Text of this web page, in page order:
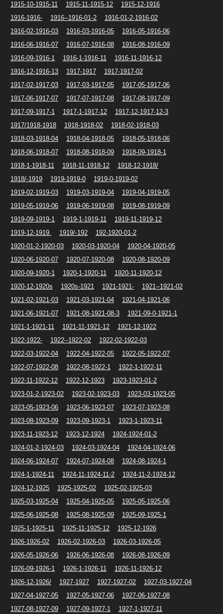
1915-10-1915-11
1915-11-1915-12
1915-12-1916
1916-1916-
1916--1916-01-2
1916-01-2-1916-02
1916-02-1916-03
1916-03-1916-05
1916-05-1916-06
1916-06-1916-07
1916-07-1916-08
1916-08-1916-09
1916-09-1916-1
1916-1-1916-11
1916-11-1916-12
1916-12-1916-13
1917-1917
1917-1917-02
1917-02-1917-03
1917-03-1917-05
1917-05-1917-06
1917-06-1917-07
1917-07-1917-08
1917-08-1917-09
1917-09-1917-1
1917-1-1917-12
1917-12-1917-12-3
1917/1918-1918
1918-1918-02
1918-02-1918-03
1918-03-1918-04
1918-04-1918-05
1918-05-1918-06
1918-06-1918-07
1918-08-1918-09
1918-09-1918-1
1918-1-1918-11
1918-11-1918-12
1918-12-1918/
1918/-1919
1919-1919-0
1919-0-1919-02
1919-02-1919-03
1919-03-1919-04
1919-04-1919-05
1919-05-1919-06
1919-06-1919-08
1919-08-1919-09
1919-09-1919-1
1919-1-1919-11
1919-11-1919-12
1919-12-1919.
1919/-192
192-1920-01-2
1920-01-2-1920-03
1920-03-1920-04
1920-04-1920-05
1920-06-1920-07
1920-07-1920-08
1920-08-1920-09
1920-09-1920-1
1920-1-1920-11
1920-11-1920-12
1920-12-1920s
1920s-1921 1921-1921-
1921--1921-02
1921-02-1921-03
1921-03-1921-04
1921-04-1921-06
1921-06-1921-07
1921-08-1921-08-3
1921-09-0-1921-1
1921-1-1921-11
1921-11-1921-12
1921-12-1922
1922-1922-
1922--1922-02
1922-02-1922-03
1922-03-1922-04
1922-04-1922-05
1922-05-1922-07
1922-07-1922-08
1922-08-1922-1
1922-1-1922-11
1922-11-1922-12
1922-12-1923
1923-1923-01-2
1923-01-2-1923-02
1923-02-1923-03
1923-03-1923-05
1923-05-1923-06
1923-06-1923-07
1923-07-1923-08
1923-08-1923-09
1923-09-1923-1
1923-1-1923-11
1923-11-1923-12
1923-12-1924
1924-1924-01-2
1924-01-2-1924-03
1924-03-1924-04
1924-04-1924-06
1924-06-1924-07
1924-07-1924-08
1924-08-1924-1
1924-1-1924-11
1924-11-1924-11-2
1924-11-2-1924-12
1924-12-1925
1925-1925-02
1925-02-1925-03
1925-03-1925-04
1925-04-1925-05
1925-05-1925-06
1925-06-1925-08
1925-08-1925-09
1925-09-1925-1
1925-1-1925-11
1925-11-1925-12
1925-12-1926
1926-1926-02
1926-02-1926-03
1926-03-1926-05
1926-05-1926-06
1926-06-1926-08
1926-08-1926-09
1926-09-1926-1
1926-1-1926-11
1926-11-1926-12
1926-12-1926/
1927-1927 1927-1927-02
1927-03-1927-04
1927-04-1927-05
1927-05-1927-06
1927-06-1927-08
1927-08-1927-09
1927-09-1927-1 1927-1-1927-11